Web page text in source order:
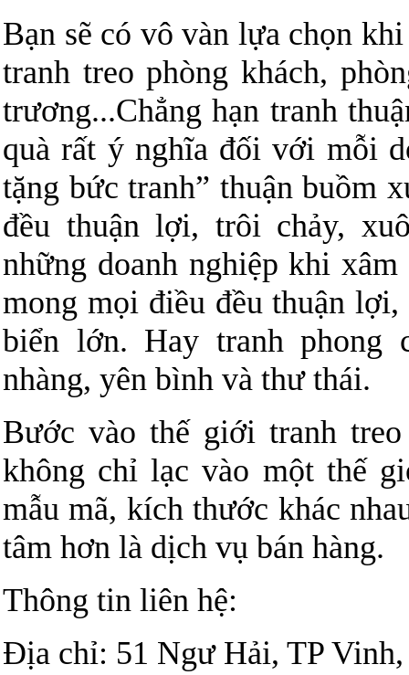
Bạn sẽ có vô vàn lựa chọn
tranh treo phòng khách,
trương...Chẳng hạn tranh
quà rất ý nghĩa đối với mỗi
tặng bức tranh” thuận buồm
đều thuận lợi, trôi chảy,
những doanh nghiệp khi
mong mọi điều đều thuận
biển lớn. Hay tranh phong
nhàng, yên bình và thư thái.
Bước vào thế giới tranh
không chỉ lạc vào một thế
mẫu mã, kích thước khác
tâm hơn là dịch vụ bán hàng.
Thông tin liên hệ:
Địa chỉ: 51 Ngư Hải, TP